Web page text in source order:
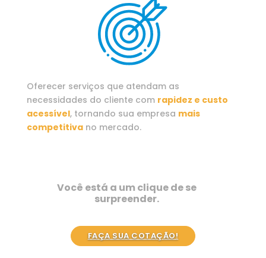
Oferecer serviços que atendam as
necessidades do cliente com rapidez e custo
acessível, tornando sua empresa mais
competitivano mercado.
Você está a um clique de se
surpreender.
FAÇA SUA COTAÇÃO!